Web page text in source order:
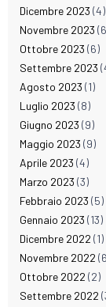
Dicembre 2023 (4)
Novembre 2023
Ottobre 2023 (6)
Settembre 2023
Agosto 2023 (1)
Luglio 2023 (8)
Giugno 2023 (9)
Maggio 2023 (9)
Aprile 2023 (4)
Marzo 2023 (3)
Febbraio 2023 (5)
Gennaio 2023 (13)
Dicembre 2022 (1)
Novembre 2022
Ottobre 2022 (2)
Settembre 2022